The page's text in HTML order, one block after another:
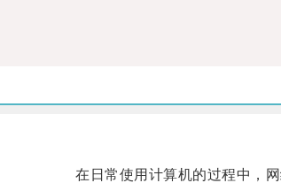
在日常使用计算机的过程中，网